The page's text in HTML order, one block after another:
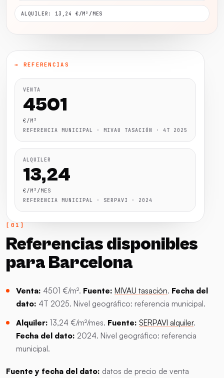
ALQUILER: 13,24 €/M²/MES
→ REFERENCIAS
VENTA
4501
€/M²
REFERENCIA MUNICIPAL · MIVAU TASACIÓN · 4T 2025
ALQUILER
13,24
€/M²/MES
REFERENCIA MUNICIPAL · SERPAVI · 2024
Referencias disponibles
para Barcelona
Venta: 4501 €/m². Fuente: MIVAU tasación. Fecha del
dato: 4T 2025. Nivel geográfico: referencia municipal.
Alquiler: 13,24 €/m²/mes. Fuente: SERPAVI alquiler.
Fecha del dato: 2024. Nivel geográfico: referencia
municipal.
Fuente y fecha del dato: datos de precio de venta